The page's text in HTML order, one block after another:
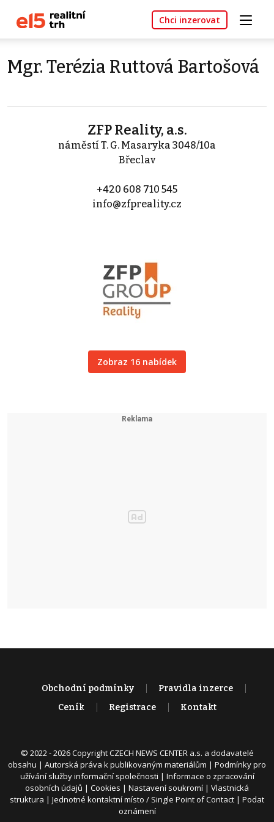
Chci inzerovat
Mgr. Terézia Ruttová Bartošová
ZFP Reality, a.s.
náměstí T. G. Masaryka 3048/10a
Břeclav
+420 608 710 545
info@zfpreality.cz
Zobraz 16 nabídek
Obchodní podmínky
Pravidla inzerce
Ceník
Registrace Kontakt
© 2022 - 2026 Copyright CZECH NEWS CENTER a.s. a dodavatelé
obsahu | Autorská práva k publikovaným materiálům | Podmínky pro
užívání služby informační společnosti | Informace o zpracování
osobních údajů | Cookies | Nastavení soukromí | Vlastnická
struktura | Jednotné kontaktní místo / Single Point of Contact | Podat
oznámení